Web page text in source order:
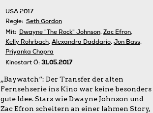
USA 2017
Regie: Seth Gordon
Mit: Dwayne "The Rock" Johnson, Zac Efron,
Kelly Rohrbach, Alexandra Daddario, Jon Bass,
Priyanka Chopra
Kinostart Ö: 31.05.2017
„Baywatch“: Der Transfer der alten
Fernsehserie ins Kino war keine besonders
gute Idee. Stars wie Dwayne Johnson und
Zac Efron scheitern an einer lahmen Story,